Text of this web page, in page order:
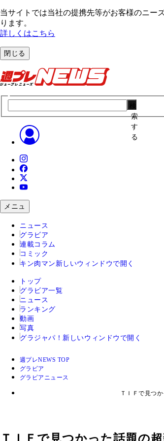
当サイトでは当社の提携先等がお客様のニー
ります。
詳しくはこちら
閉じる
索
す
る
メニュ
ニュース
グラビア
連載コラム
コミック
キン肉マン 新しいウィンドウで開く
トップ
グラビア一覧
ニュース
ランキング
動画
写真
グラジャパ！ 新しいウィンドウで開く
週プレNEWS TOP
グラビア
グラビアニュース
ＴＩＦで見つ
ＴＩＦで見つかった話題の